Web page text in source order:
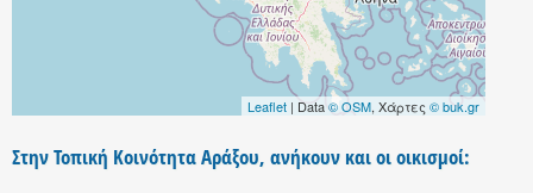
Leaflet | Data© OSM, Χάρτες © buk.gr
Στην Τοπική Κοινότητα Αράξου, ανήκουν και οι οικισμοί: